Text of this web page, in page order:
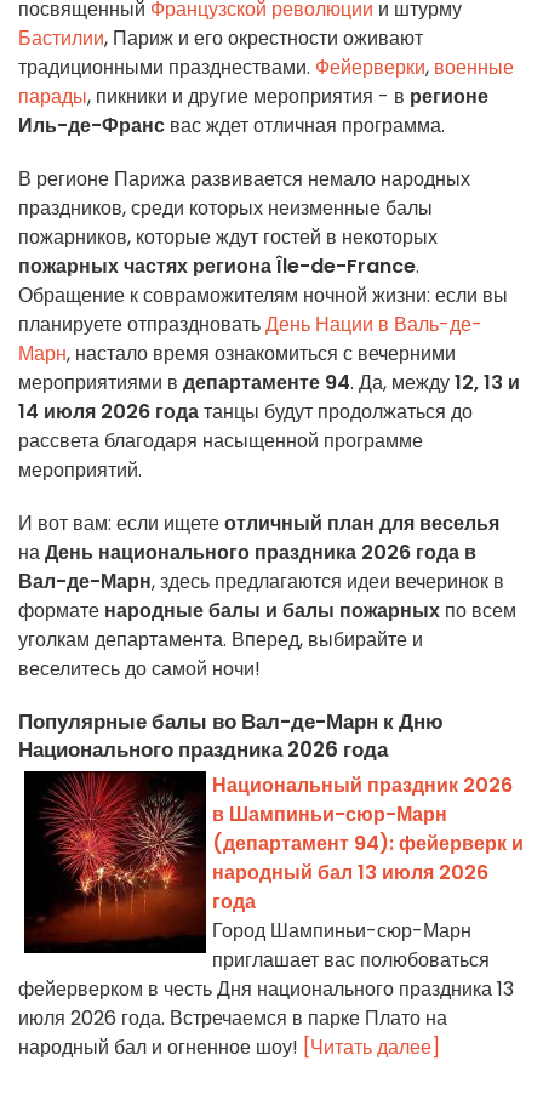
посвященный Французской революции и штурму
Бастилии, Париж и его окрестности оживают
традиционными празднествами. Фейерверки, военные
парады, пикники и другие мероприятия - в регионе
Иль-де-Франс вас ждет отличная программа.
В регионе Парижа развивается немало народных
праздников, среди которых неизменные балы
пожарников, которые ждут гостей в некоторых
пожарных частях региона Île-de-France.
Обращение к совраможителям ночной жизни: если вы
планируете отпраздноватьДень Нации в Валь-де-
Марн, настало время ознакомиться с вечерними
мероприятиями в департаменте 94. Да, между12, 13 и
14 июля 2026 годатанцы будут продолжаться до
рассвета благодаря насыщенной программе
мероприятий.
И вот вам: если ищетеотличный план для веселья
наДень национального праздника 2026 года в
Вал-де-Марн, здесь предлагаются идеи вечеринок в
формате народные балы и балы пожарных по всем
уголкам департамента. Вперед, выбирайте и
веселитесь до самой ночи!
Популярные балы во Вал-де-Марн к Дню
Национального праздника 2026 года
Национальный праздник 2026
в Шампиньи-сюр-Марн
(департамент 94): фейерверк и
народный бал 13 июля 2026
года
Город Шампиньи-сюр-Марн
приглашает вас полюбоваться
фейерверком в честь Дня национального праздника 13
июля 2026 года. Встречаемся в парке Плато на
народный бал и огненное шоу! [Читать далее]